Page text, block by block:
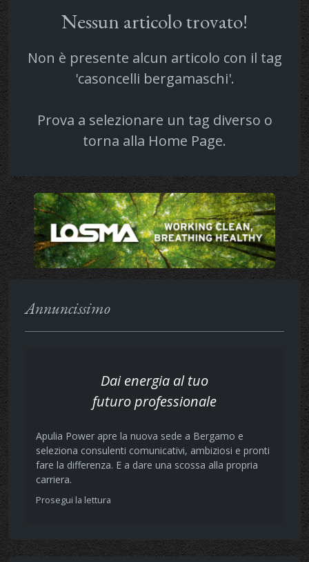
Nessun articolo trovato!
Non è presente alcun articolo con il tag
'casoncelli bergamaschi'.
Prova a selezionare un tag diverso o
torna alla Home Page.
Annuncissimo
Dai energia al tuo
futuro professionale
Apulia Power apre la nuova sede a Bergamo e
seleziona consulenti comunicativi, ambiziosi e pronti
fare la differenza. E a dare una scossa alla propria
carriera.
Prosegui la lettura